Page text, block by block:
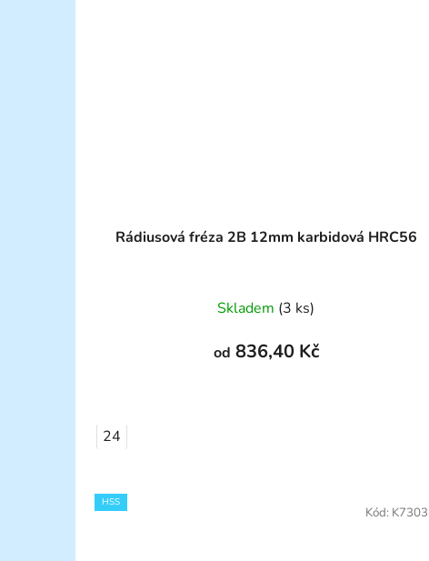
Rádiusová fréza 2B 12mm karbidová HRC56
Skladem (3 ks)
od 836,40 Kč
24
HSS
Kód: K7303